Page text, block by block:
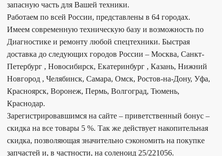
запасную часть для Вашей техники.
Работаем по всей России, представлены в 64 городах.
Имеем современную техническую базу и возможность по
Диагностике и ремонту любой спецтехники. Быстрая
доставка до следующих городов России – Москва, Санкт-
Петербург , Новосибирск, Екатеринбург , Казань, Нижний
Новгород , Челябинск, Самара, Омск, Ростов-на-Дону, Уфа,
Красноярск, Воронеж, Пермь, Волгоград, Тюмень,
Краснодар.
Зарегистрировавшимся на сайте – приветственный бонус –
скидка на все товары 5 %. Так же действует накопительная
скидка, позволяющая значительно сэкономить на покупке
запчастей и, в частности, на соленоид 25/221056.